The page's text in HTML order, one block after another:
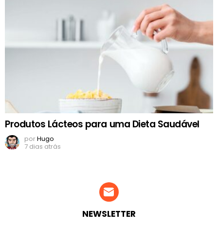
Produtos Lácteos para uma Dieta Saudável
porHugo
7 dias atrás
NEWSLETTER